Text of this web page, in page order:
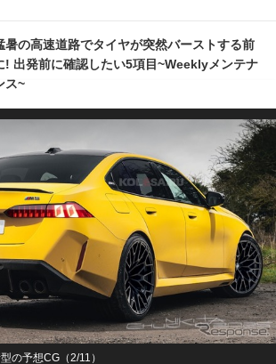
暑の高速道路でタイヤが突然バーストする前
! 出発前に確認したい5項目~Weeklyメンテナ
ス~
の予想CG（2/11）